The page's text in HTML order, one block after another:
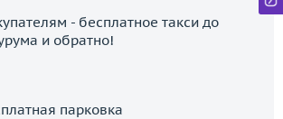
- бесплатное такси до
и обратно!
парковка